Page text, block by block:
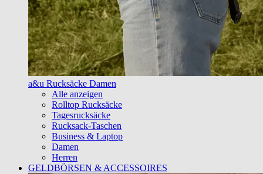
a&u Rucksäcke Damen
Alle anzeigen
Rolltop Rucksäcke
Tagesrucksäcke
Rucksack-Taschen
Business & Laptop
Damen
Herren
GELDBÖRSEN & ACCESSOIRES